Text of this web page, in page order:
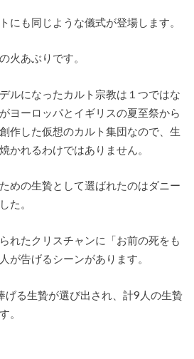
にも同じような儀式が登場します。
火あぶりです。
ルになったカルト宗教は１つではな
ヨーロッパとイギリスの夏至祭から
作した仮想のカルト集団なので、生
かれるわけではありません。
めの生贄として選ばれたのはダニー
た。
れたクリスチャンに「お前の死をも
が告げるシーンがあります。
げる生贄が選び出され、計9人の生贄
。